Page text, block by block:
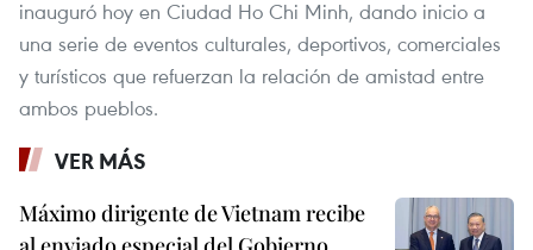
inauguró hoy en Ciudad Ho Chi Minh, dando inicio a
una serie de eventos culturales, deportivos, comerciales
y turísticos que refuerzan la relación de amistad entre
ambos pueblos.
VER MÁS
Máximo dirigente de Vietnam recibe